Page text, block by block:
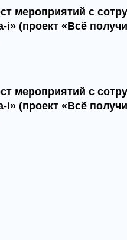
мероприятий с
i» (проект «Всё
мероприятий с
i» (проект «Всё